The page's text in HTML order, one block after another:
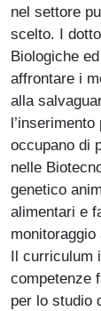
nel settore
scelto. I
Biologiche
affrontare i
alla
occupano di
nelle
genetico
alimentari e
monitoraggio
Il curriculum
competenze
per lo studio